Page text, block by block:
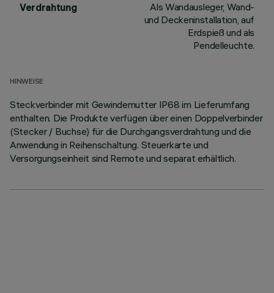
Verdrahtung
Als Wandausleger, Wand-
und Deckeninstallation, auf
Erdspieß und als
Pendelleuchte.
HINWEISE
Steckverbinder mit Gewindemutter IP68 im Lieferumfang
enthalten. Die Produkte verfügen über einen Doppelverbinder
(Stecker / Buchse) für die Durchgangsverdrahtung und die
Anwendung in Reihenschaltung. Steuerkarte und
Versorgungseinheit sind Remote und separat erhältlich.